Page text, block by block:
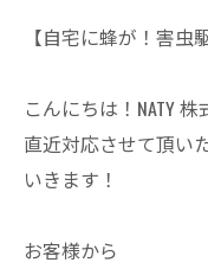
【自宅に蜂が！害虫
こんにちは！NATY
直近対応させて頂い
いきます！
お客様から